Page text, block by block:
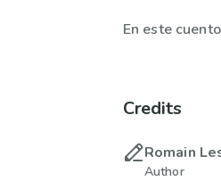
En este
Credits
Romain
Author